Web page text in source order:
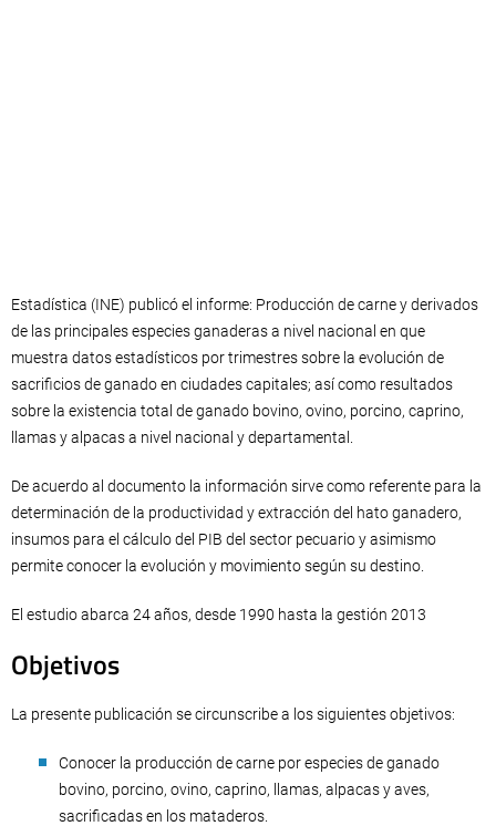
Estadística (INE) publicó el informe: Producción de carne y derivados
de las principales especies ganaderas a nivel nacional en que
muestra datos estadísticos por trimestres sobre la evolución de
sacrificios de ganado en ciudades capitales; así como resultados
sobre la existencia total de ganado bovino, ovino, porcino, caprino,
llamas y alpacas a nivel nacional y departamental.
De acuerdo al documento la información sirve como referente para la
determinación de la productividad y extracción del hato ganadero,
insumos para el cálculo del PIB del sector pecuario y asimismo
permite conocer la evolución y movimiento según su destino.
El estudio abarca 24 años, desde 1990 hasta la gestión 2013
Objetivos
La presente publicación se circunscribe a los siguientes objetivos:
Conocer la producción de carne por especies de ganado
bovino, porcino, ovino, caprino, llamas, alpacas y aves,
sacrificadas en los mataderos.